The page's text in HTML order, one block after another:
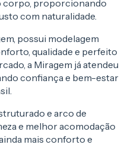
corpo, proporcionando
com naturalidade.
possui modelagem
qualidade e perfeito
a Miragem já atendeu
confiança e bem-estar
e arco de
e melhor acomodação
mais conforto e